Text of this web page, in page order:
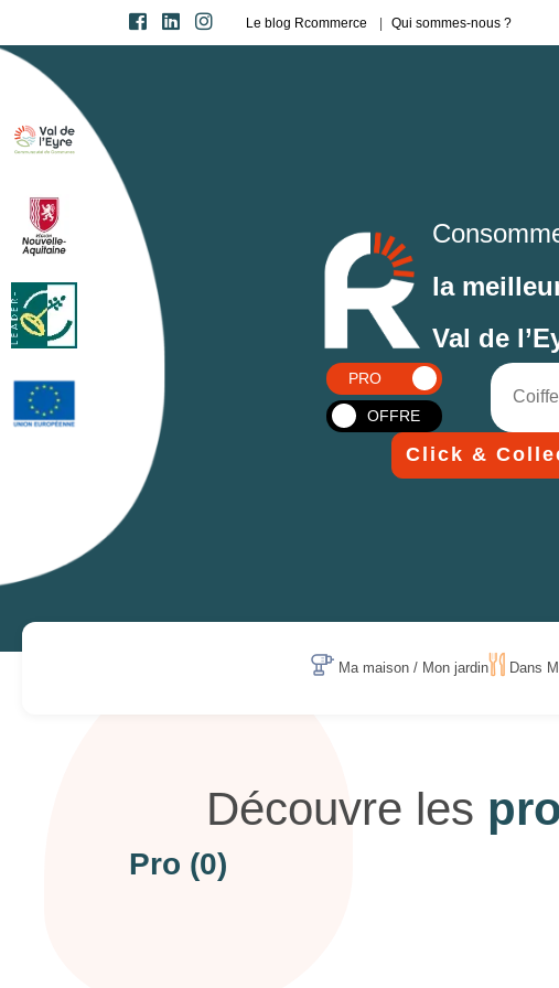
Le blog Rcommerce Qui sommes-nous ?
la
Val de
PRO
OFFRE
Click &
Ma maison / Mon jardin Dans
Découvre les
Pro (0)